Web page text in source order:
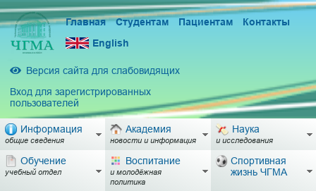
Главная Студентам Пациентам
Контакты
English
Версия сайта для слабовидящих
Вход для зарегистрированных
пользователей
Информация
общие сведения
Академия
новости и информация
Наука
и исследования
Обучение
учебный отдел
Воспитание
и молодёжная
политика
Спортивная
жизнь ЧГМА